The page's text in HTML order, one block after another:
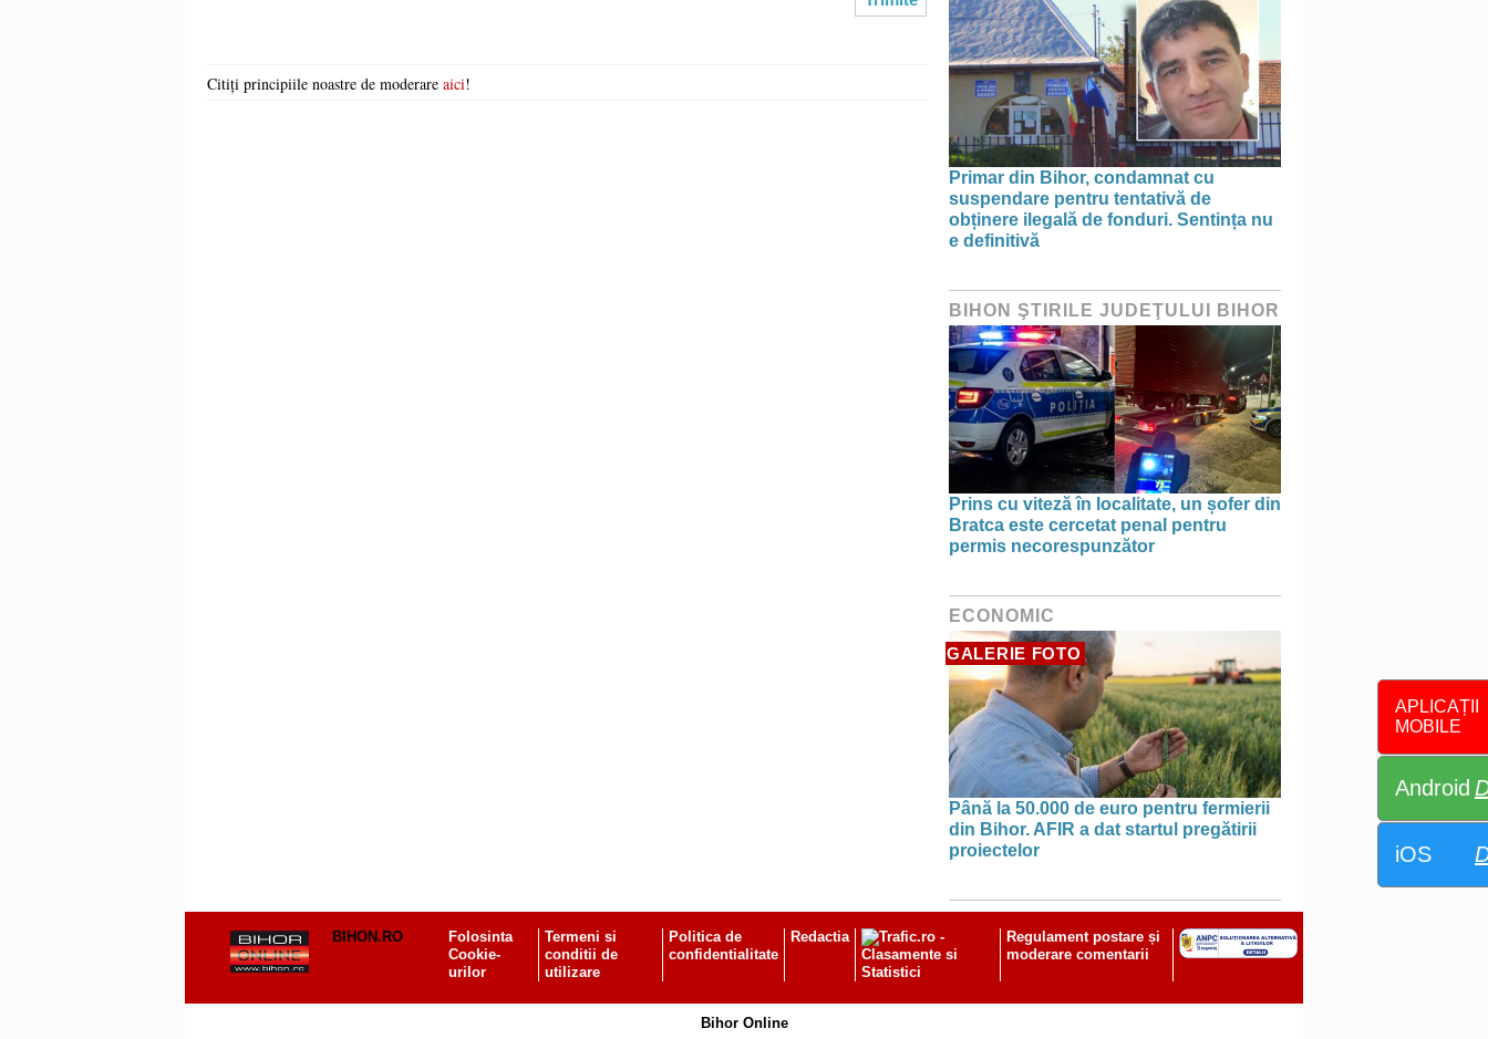
APLICAȚII
MOBILE
Android
iOS
Citiți principiile noastre de moderare aici!
Primar din Bihor, condamnat cu
suspendare pentru tentativă de
obținere ilegală de fonduri. Sentința nu
e definitivă
BIHON ŞTIRILE JUDEŢULUI BIHOR
Prins cu viteză în localitate, un șofer din
Bratca este cercetat penal pentru
permis necorespunzător
ECONOMIC
GALERIE FOTO
Până la 50.000 de euro pentru fermierii
din Bihor. AFIR a dat startul pregătirii
proiectelor
BIHON.RO
Folosinta
Cookie-
urilor
Termeni si
conditii de
utilizare
Politica de
confidentialitate
Redactia
Regulament postare și
moderare comentarii
Bihor Online